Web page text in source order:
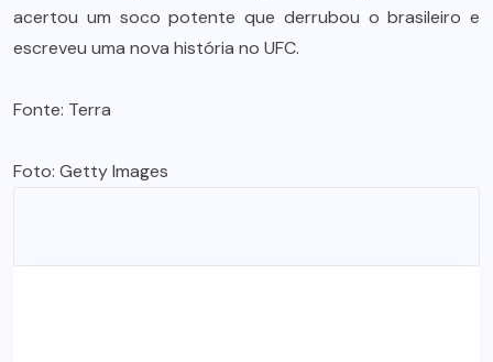
acertou um soco potente que derrubou o brasileiro e
escreveu uma nova história no UFC.
Fonte: Terra
Foto: Getty Images